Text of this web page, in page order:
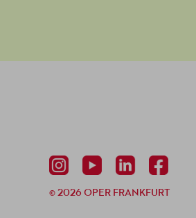
© 2026 OPER FRANKFURT